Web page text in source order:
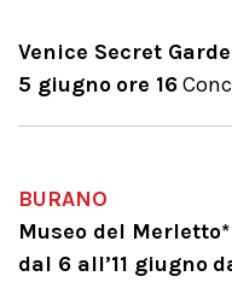
Venice Secret
5 giugno ore 16
BURANO
Museo del Merletto*
dal 6 all’11 giugno